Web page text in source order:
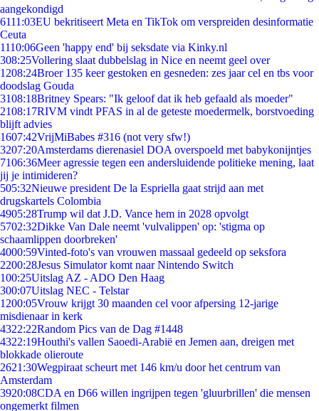
aangekondigd
6111:03EU bekritiseert Meta en TikTok om verspreiden desinformatie
Ceuta
1110:06Geen 'happy end' bij seksdate via Kinky.nl
308:25Vollering slaat dubbelslag in Nice en neemt geel over
1208:24Broer 135 keer gestoken en gesneden: zes jaar cel en tbs voor
doodslag Gouda
3108:18Britney Spears: "Ik geloof dat ik heb gefaald als moeder"
2108:17RIVM vindt PFAS in al de geteste moedermelk, borstvoeding
blijft advies
1607:42VrijMiBabes #316 (not very sfw!)
3207:20Amsterdams dierenasiel DOA overspoeld met babykonijntjes
7106:36Meer agressie tegen een andersluidende politieke mening, laat
jij je intimideren?
505:32Nieuwe president De la Espriella gaat strijd aan met
drugskartels Colombia
4905:28Trump wil dat J.D. Vance hem in 2028 opvolgt
5702:32Dikke Van Dale neemt 'vulvalippen' op: 'stigma op
schaamlippen doorbreken'
4000:59Vinted-foto's van vrouwen massaal gedeeld op seksfora
2200:28Jesus Simulator komt naar Nintendo Switch
100:25Uitslag AZ - ADO Den Haag
300:07Uitslag NEC - Telstar
1200:05Vrouw krijgt 30 maanden cel voor afpersing 12-jarige
misdienaar in kerk
4322:22Random Pics van de Dag #1448
4322:19Houthi's vallen Saoedi-Arabië en Jemen aan, dreigen met
blokkade olieroute
2621:30Wegpiraat scheurt met 146 km/u door het centrum van
Amsterdam
3920:08CDA en D66 willen ingrijpen tegen 'gluurbrillen' die mensen
ongemerkt filmen